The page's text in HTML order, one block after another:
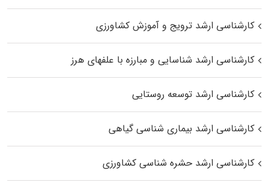
کارشناسی ارشد ترویج و آموزش کشاورزی
کارشناسی ارشد شناسایی و مبارزه با علفهای هرز
کارشناسی ارشد توسعه روستایی
کارشناسی ارشد بیماری‌ شناسی گیاهی
کارشناسی ارشد حشره‌ شناسی کشاورزی